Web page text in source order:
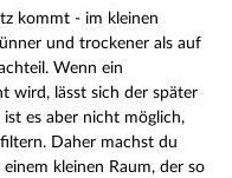
kommt - im kleinen
und trockener als auf
Wenn ein
wird, lässt sich der später
es aber nicht möglich,
Daher machst du
kleinen Raum, der so